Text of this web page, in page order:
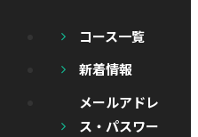
コース一覧
新着情報
メールアドレ
ス・パスワー